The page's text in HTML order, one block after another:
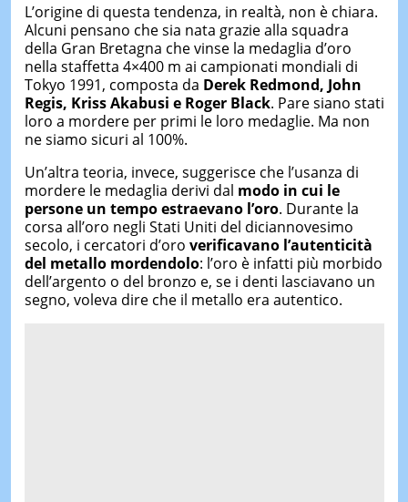
L’origine di questa tendenza, in realtà, non è chiara.
Alcuni pensano che sia nata grazie alla squadra
della Gran Bretagna che vinse la medaglia d’oro
nella staffetta 4×400 m ai campionati mondiali di
Tokyo 1991, composta da Derek Redmond, John
Regis, Kriss Akabusi e Roger Black. Pare siano stati
loro a mordere per primi le loro medaglie. Ma non
ne siamo sicuri al 100%.
Un’altra teoria, invece, suggerisce che l’usanza di
mordere le medaglia derivi dal modo in cui le
persone un tempo estraevano l’oro. Durante la
corsa all’oro negli Stati Uniti del diciannovesimo
secolo, i cercatori d’oro verificavano l’autenticità
del metallo mordendolo: l’oro è infatti più morbido
dell’argento o del bronzo e, se i denti lasciavano un
segno, voleva dire che il metallo era autentico.